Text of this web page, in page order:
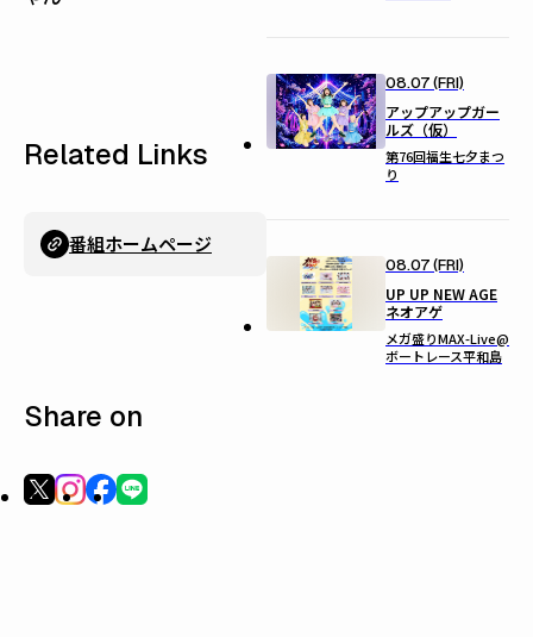
Related Links
番組ホームページ
Share on
08.07 (FRI)
アップアップガー
ルズ（仮）
第76回福生七夕まつ
り
08.07 (FRI)
UP UP NEW AGE
ネオアゲ
メガ盛りMAX-Live@
ボートレース平和島